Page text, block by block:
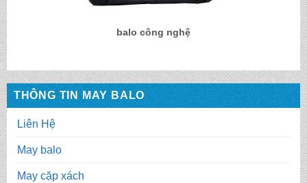
THÔNG TIN MAY BALO
Liên Hệ
May balo
May cặp xách
balo công nghệ